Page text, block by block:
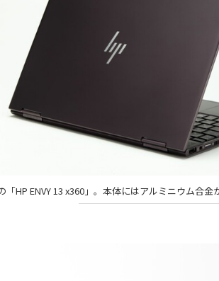
「HP ENVY 13 x360」。本体にはアルミニウム合